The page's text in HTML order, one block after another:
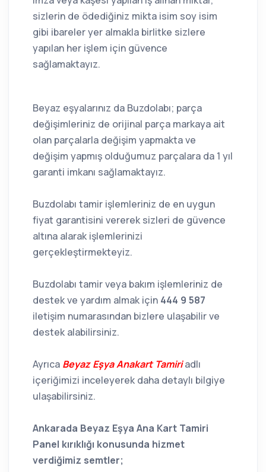
sizlerin de ödediğiniz mikta isim soy isim
gibi ibareler yer almakla birlitke sizlere
yapılan her işlem için güvence
sağlamaktayız.
Beyaz eşyalarınız da Buzdolabı; parça
değişimleriniz de orijinal parça markaya ait
olan parçalarla değişim yapmakta ve
değişim yapmış olduğumuz parçalara da 1 yıl
garanti imkanı sağlamaktayız.
Buzdolabı tamir işlemleriniz de en uygun
fiyat garantisini vererek sizleri de güvence
altına alarak işlemlerinizi
gerçekleştirmekteyiz.
Buzdolabı tamir veya bakım işlemleriniz de
destek ve yardım almak için 444 9 587
iletişim numarasından bizlere ulaşabilir ve
destek alabilirsiniz.
Ayrıca Beyaz Eşya Anakart Tamiriadlı
içeriğimizi inceleyerek daha detaylı bilgiye
ulaşabilirsiniz.
Ankarada Beyaz Eşya Ana Kart Tamiri
Panel kırıklığı konusunda hizmet
verdiğimiz semtler;